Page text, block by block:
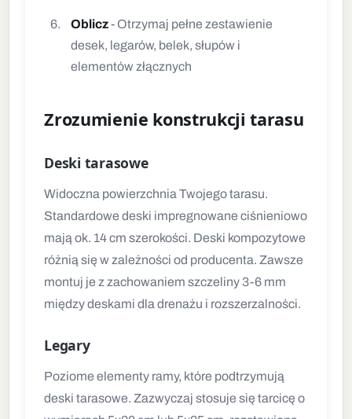
Oblicz- Otrzymaj pełne zestawienie
desek, legarów, belek, słupów i
elementów złącznych
Zrozumienie konstrukcji tarasu
Deski tarasowe
Widoczna powierzchnia Twojego tarasu.
Standardowe deski impregnowane ciśnieniowo
mają ok. 14 cm szerokości. Deski kompozytowe
różnią się w zależności od producenta. Zawsze
montuj je z zachowaniem szczeliny 3-6 mm
między deskami dla drenażu i rozszerzalności.
Legary
Poziome elementy ramy, które podtrzymują
deski tarasowe. Zazwyczaj stosuje się tarcicę o